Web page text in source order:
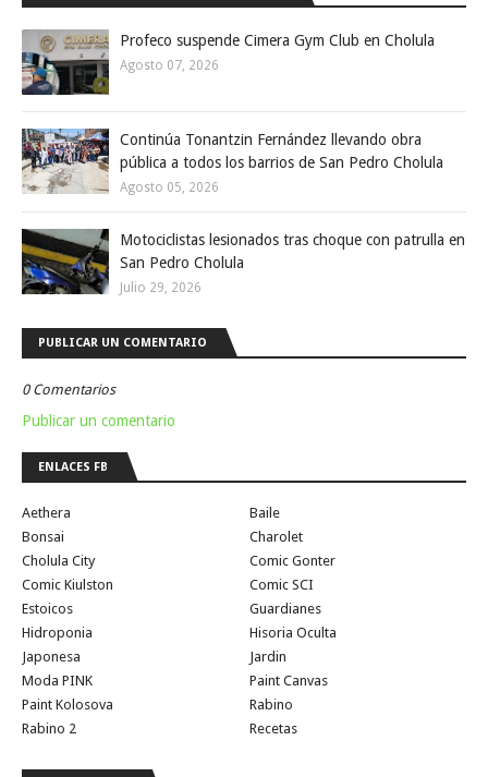
Profeco suspende Cimera Gym Club en Cholula
Agosto 07, 2026
Continúa Tonantzin Fernández llevando obra
pública a todos los barrios de San Pedro Cholula
Agosto 05, 2026
Motociclistas lesionados tras choque con patrulla en
San Pedro Cholula
Julio 29, 2026
PUBLICAR UN COMENTARIO
0 Comentarios
Publicar un comentario
ENLACES FB
Aethera
Baile
Bonsai
Charolet
Cholula City
Comic Gonter
Comic Kiulston
Comic SCI
Estoicos
Guardianes
Hidroponia
Hisoria Oculta
Japonesa
Jardin
Moda PINK
Paint Canvas
Paint Kolosova
Rabino
Rabino 2
Recetas